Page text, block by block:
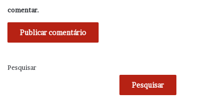
comentar.
Pesquisar
Pesquisar